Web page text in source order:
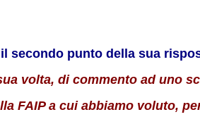
secondo punto della sua
volta, di commento ad uno
FAIP a cui abbiamo voluto,